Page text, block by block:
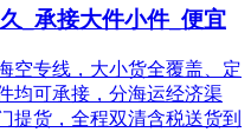
_承接大件小件_便宜
空专线，大小货全覆盖、定
均可承接，分海运经济渠
提货，全程双清含税送货到